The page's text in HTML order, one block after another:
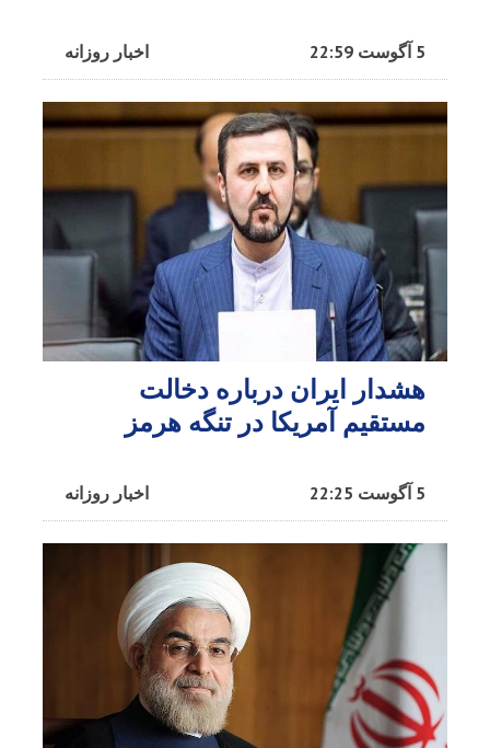
اخبار روزانه 5 آگوست 22:59
هشدار ایران درباره دخالت
مستقیم آمریکا در تنگه هرمز
اخبار روزانه 5 آگوست 22:25